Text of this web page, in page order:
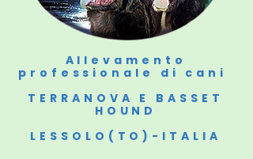
Allevamento
professionale di cani
TERRANOVA E BASSET
HOUND
LESSOLO(TO)-ITALIA